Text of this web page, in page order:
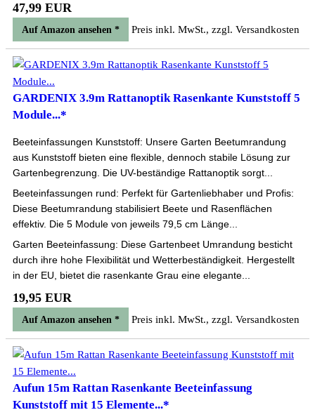
47,99 EUR
Auf Amazon ansehen * Preis inkl. MwSt., zzgl. Versandkosten
GARDENIX 3.9m Rattanoptik Rasenkante Kunststoff 5
Module...*
Beeteinfassungen Kunststoff: Unsere Garten Beetumrandung
aus Kunststoff bieten eine flexible, dennoch stabile Lösung zur
Gartenbegrenzung. Die UV-beständige Rattanoptik sorgt...
Beeteinfassungen rund: Perfekt für Gartenliebhaber und Profis:
Diese Beetumrandung stabilisiert Beete und Rasenflächen
effektiv. Die 5 Module von jeweils 79,5 cm Länge...
Garten Beeteinfassung: Diese Gartenbeet Umrandung besticht
durch ihre hohe Flexibilität und Wetterbeständigkeit. Hergestellt
in der EU, bietet die rasenkante Grau eine elegante...
19,95 EUR
Auf Amazon ansehen * Preis inkl. MwSt., zzgl. Versandkosten
Aufun 15m Rattan Rasenkante Beeteinfassung
Kunststoff mit 15 Elemente...*